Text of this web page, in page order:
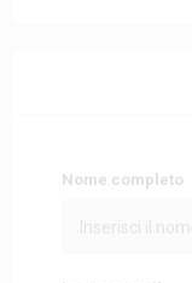
Nome completo